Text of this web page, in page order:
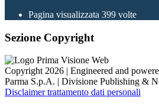
Pagina visualizzata 399 volte
Sezione Copyright
Copyright 2026 | Engineered and
Parma S.p.A. | Divisione Publishing &
Disclaimer trattamento dati personali